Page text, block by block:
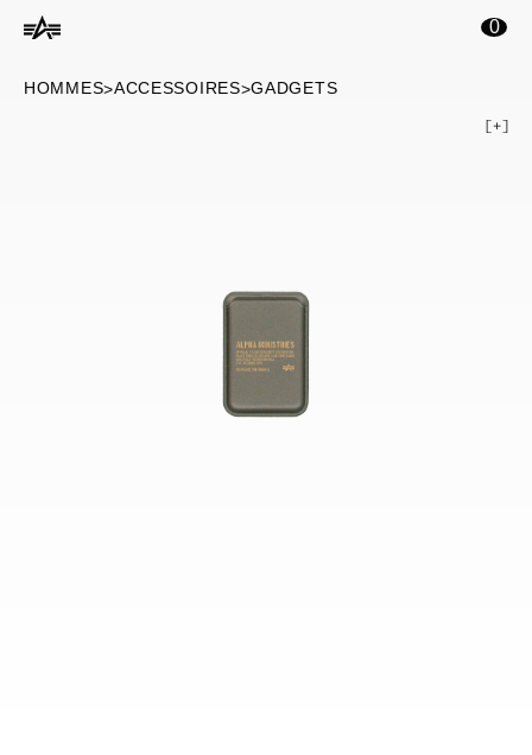
principal 0
HOMMES>ACCESSOIRES>GADGETS